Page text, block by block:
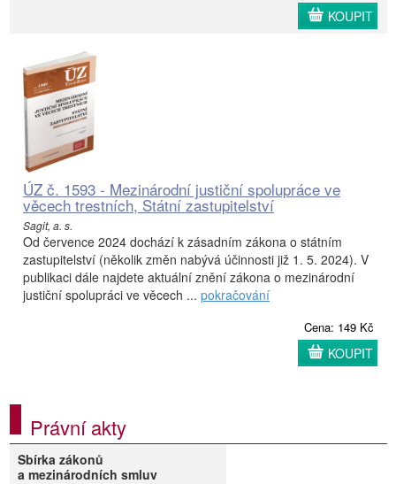
KOUPIT
ÚZ č. 1593 - Mezinárodní justiční spolupráce ve
věcech trestních, Státní zastupitelství
Sagit, a. s.
Od července 2024 dochází k zásadním zákona o státním
zastupitelství (několik změn nabývá účinnosti již 1. 5. 2024). V
publikaci dále najdete aktuální znění zákona o mezinárodní
justiční spolupráci ve věcech ... pokračování
Cena: 149 Kč
KOUPIT
Právní akty
Sbírka zákonů
a mezinárodních smluv